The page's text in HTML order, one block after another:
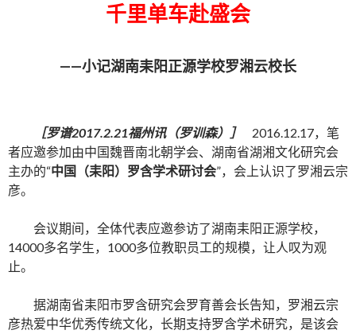
千里单车赴盛会
——小记湖南耒阳正源学校罗湘云校长
［罗谱2017.2.21福州讯（罗训森）］
2016.12.17，笔
者应邀参加由中国魏晋南北朝学会、湖南省湖湘文化研究会
主办的“中国（耒阳）罗含学术研讨会”，会上认识了罗湘云宗
彦。
会议期间，全体代表应邀参访了湖南耒阳正源学校，
14000多名学生，1000多位教职员工的规模，让人叹为观
止。
据湖南省耒阳市罗含研究会罗育善会长告知，罗湘云宗
彦热爱中华优秀传统文化，长期支持罗含学术研究，是该会